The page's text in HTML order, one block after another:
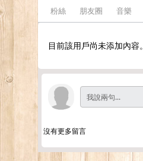
粉絲 朋友圈 音樂
目前該用戶尚未添加內容。
沒有更多留言